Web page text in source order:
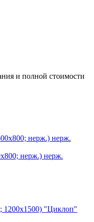
и полной стоимости
нерж.) нерж.